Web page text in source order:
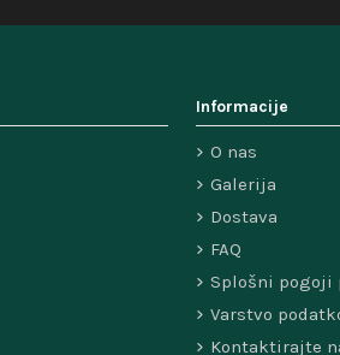
Informacije
O nas
Galerija
Dostava
FAQ
Splošni pogoji
Varstvo
Kontaktirajte